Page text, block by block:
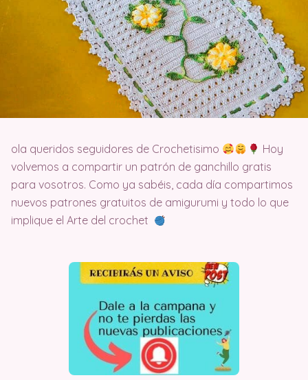
ola queridos seguidores de Crochetisimo
Hoy
volvemos a compartir un patrón de ganchillo gratis
para vosotros. Como ya sabéis, cada día compartimos
nuevos patrones gratuitos de amigurumi y todo lo que
implique el Arte del crochet